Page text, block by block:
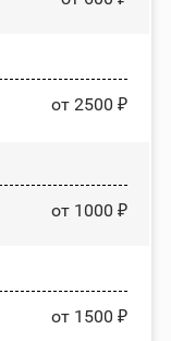
от 2500 ₽
от 1000 ₽
от 1500 ₽